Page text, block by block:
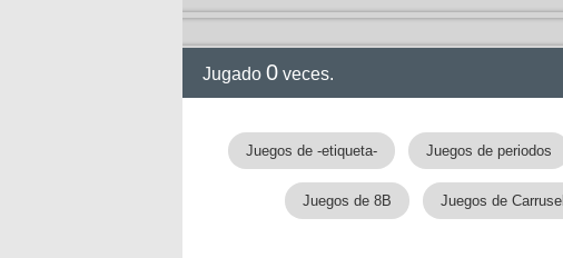
Jugado 0 veces.
Juegos de -etiqueta- Juegos de periodos
Juegos de 8B Juegos de